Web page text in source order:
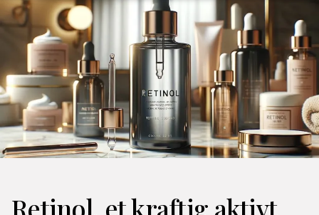
Retinol, et kraftig aktivt